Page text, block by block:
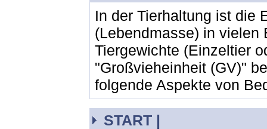
In der Tierhaltung ist die
(Lebendmasse) in vielen
Tiergewichte (Einzeltier
"Großvieheinheit (GV)"
folgende Aspekte von
START |